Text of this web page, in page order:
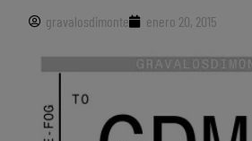
gravalosdimonte enero 20, 2015